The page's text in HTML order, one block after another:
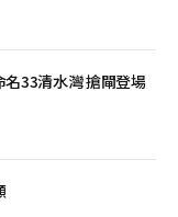
33清水灣 搶閘登場